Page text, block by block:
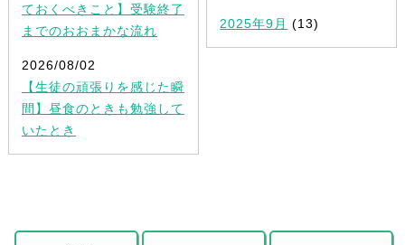
ておくべきこと】受験終了
までのおおまかな流れ
2026/08/02
【生徒の頑張りを感じた瞬
間】昼食のときも勉強して
いたとき
2025年9月 (13)